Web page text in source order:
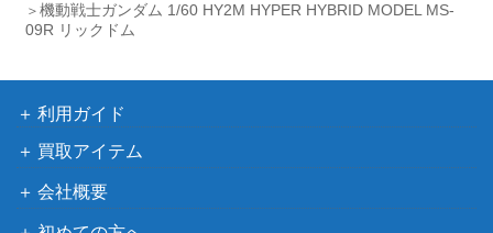
機動戦士ガンダム 1/60 HY2M HYPER HYBRID MODEL MS-
09R リックドム
利用ガイド
買取アイテム
会社概要